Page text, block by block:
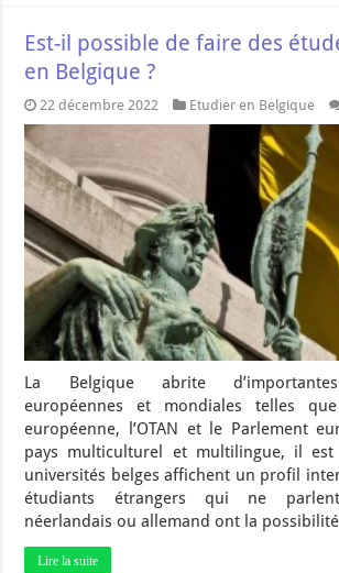
Est-il possible de faire des
en Belgique ?
22 décembre 2022 Etudier en Belgique
La Belgique abrite
européennes et mondiales telles
européenne, l’OTAN et le Parlement
pays multiculturel et multilingue, il
universités belges affichent un profil
étudiants étrangers qui ne
néerlandais ou allemand ont la
Lire la suite